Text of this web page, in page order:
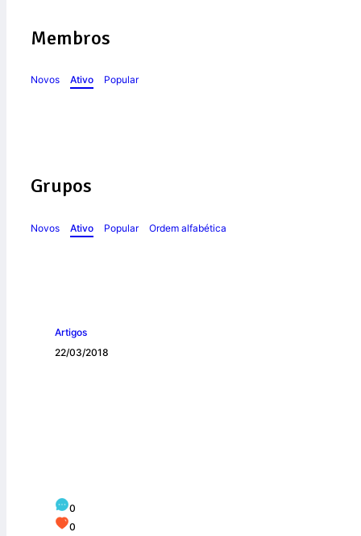
Membros
Novos Ativo Popular
Grupos
Novos Ativo Popular Ordem alfabética
Artigos
22/03/2018
0
0